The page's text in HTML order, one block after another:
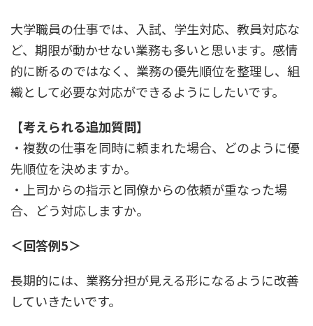
大学職員の仕事では、入試、学生対応、教員対応な
ど、期限が動かせない業務も多いと思います。感情
的に断るのではなく、業務の優先順位を整理し、組
織として必要な対応ができるようにしたいです。
【考えられる追加質問】
・複数の仕事を同時に頼まれた場合、どのように優
先順位を決めますか。
・上司からの指示と同僚からの依頼が重なった場
合、どう対応しますか。
＜回答例5＞
長期的には、業務分担が見える形になるように改善
していきたいです。